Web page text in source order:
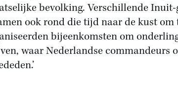
bevolking. Verschillende Inuit-
ook rond die tijd naar de kust om
bijeenkomsten om
waar Nederlandse commandeurs